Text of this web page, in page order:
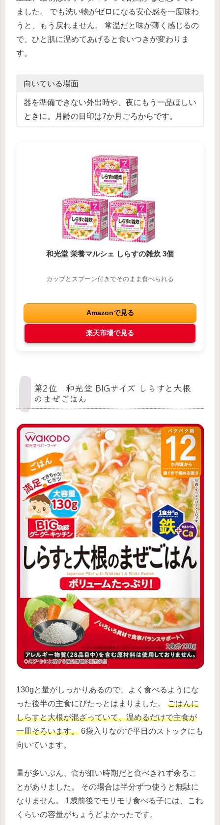
ました。 でも洗い物がゼロになる安心感を一度味わ
うと、もう戻れません。 常温だと味が薄く感じるの
で、ひと肌に温めてあげると食いつきが変わりま
す。
向いている場面
器を準備できない外出時や、夜にもう一品ほしい
ときに。月齢の目印は7か月ごろからです。
和光堂 栄養マルシェ しらすの雑炊 3個
カップとスプーン付きでそのまま食べられる
Amazonで見る
楽天市場で見る
第2位 和光堂 BIGサイズ しらすと大根
のまぜごはん
130gと量がしっかりあるので、よく食べるようにな
った後半の主食にぴたっとはまりました。 ごはんに
しらすと大根が混ざっていて、温めるだけで主食が
一皿そろいます。 6袋入りなので平日のストックにも
向いています。
量が多いぶん、食が細い時期だと食べきれず余るこ
とがありました。 その場合は半分ずつ使うと無駄に
なりません。 1歳前後でモリモリ食べる子には、これ
くらいの容量がちょうどよかったです。